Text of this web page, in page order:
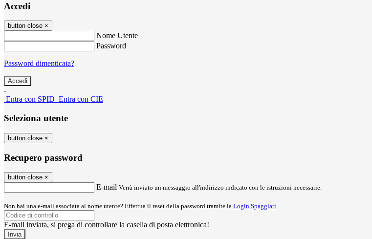
Accedi
button close ×
Nome Utente
Password
Password dimenticata?
-
Entra con SPID Entra con CIE
Seleziona utente
button close ×
Recupero password
button close ×
E-mail Verrà inviato un messaggio all'indirizzo indicato con le istruzioni necessarie.
Non hai una e-mail associata al nome utente? Effettua il reset della password tramite la Login Spaggiari
E-mail inviata, si prega di controllare la casella di posta elettronica!